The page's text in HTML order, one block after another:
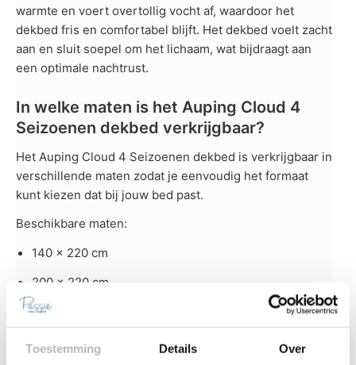
Toestemming Details Over
warmte en voert overtollig vocht af, waardoor het
dekbed fris en comfortabel blijft. Het dekbed voelt zacht
aan en sluit soepel om het lichaam, wat bijdraagt aan
een optimale nachtrust.
In welke maten is het Auping Cloud 4
Seizoenen dekbed verkrijgbaar?
Het Auping Cloud 4 Seizoenen dekbed is verkrijgbaar in
verschillende maten zodat je eenvoudig het formaat
kunt kiezen dat bij jouw bed past.
Beschikbare maten:
140 x 220 cm
200 x 220 cm
240 x 220 cm
Hierdoor is het dekbed geschikt voor zowel
eenpersoonsbedden als tweepersoonsbedden.